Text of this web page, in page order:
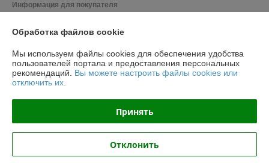
Информация для покупателя
г. Минск ул. Прушинских дом 6 , кв 133
Регистрационный номер ЕГР: 193513378
УНП: 193513378
Дата регистрации компании: 24.02.2021
Обработка файлов cookie
Мы используем файлы cookies для обеспечения удобства
пользователей портала и предоставления персональных
рекомендаций. Вы можете настроить файлы cookies или
отключить их.
Принять
Отклонить